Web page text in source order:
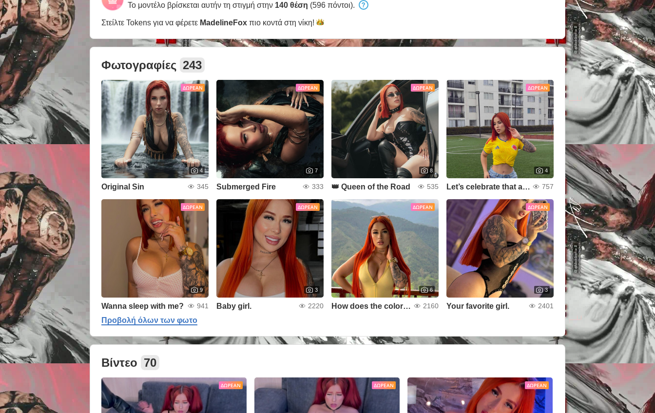
Το μοντέλο βρίσκεται αυτήν τη στιγμή στην 140 θέση (596 πόντοι).
Στείλτε Tokens για να φέρετε MadelineFox πιο κοντά στη νίκη!
Φωτογραφίες 243
ΔΩΡΕΆΝ
4
Original Sin 345
ΔΩΡΕΆΝ
7
Submerged Fire 333
ΔΩΡΕΆΝ
8
👑 Queen of the Road 535
ΔΩΡΕΆΝ
4
Let’s celebrate that achievement together. 757
ΔΩΡΕΆΝ
9
Wanna sleep with me? 941
ΔΩΡΕΆΝ
3
Baby girl. 2220
ΔΩΡΕΆΝ
6
How does the color yellow look on me? 2160
ΔΩΡΕΆΝ
3
Your favorite girl. 2401
Προβολή όλων των φωτο
Βίντεο 70
ΔΩΡΕΆΝ ΔΩΡΕΆΝ ΔΩΡΕΆΝ